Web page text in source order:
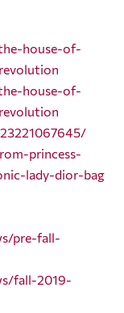
house-of-
house-of-
princess-
lady-dior-bag
pre-fall-
fall-2019-